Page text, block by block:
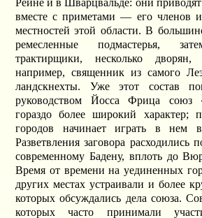
вместе с приметами — его членов
местностей этой области. В
ремесленные подмастерья,
трактирщики, несколько
например, священник из самого
ландскнехты. Уже этот состав
руководством Йосса Фрица союз
гораздо более широкий характер;
городов начинает играть в нем
Разветвления заговора расходились
современному Бадену, вплоть до
Время от времени на уединенных
других местах устраивали и более
которых обсуждались дела союза.
которых часто принимали